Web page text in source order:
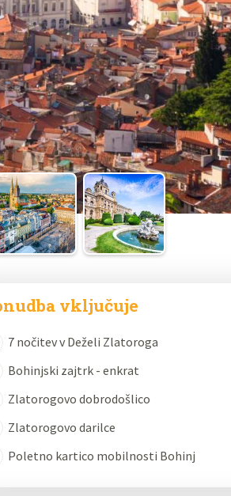
vključuje
7 nočitev v Deželi Zlatoroga
Bohinjski zajtrk - enkrat
Zlatorogovo dobrodošlico
Zlatorogovo darilce
Poletno kartico mobilnosti Bohinj